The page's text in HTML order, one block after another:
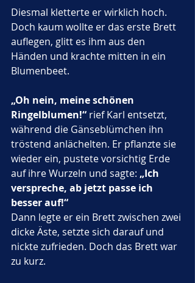
Diesmal kletterte er wirklich hoch.
Doch kaum wollte er das erste Brett
auflegen, glitt es ihm aus den
Händen und krachte mitten in ein
Blumenbeet.
„Oh nein, meine schönen
Ringelblumen!“ rief Karl entsetzt,
während die Gänseblümchen ihn
tröstend anlächelten. Er pflanzte sie
wieder ein, pustete vorsichtig Erde
auf ihre Wurzeln und sagte: „Ich
verspreche, ab jetzt passe ich
besser auf!“
Dann legte er ein Brett zwischen zwei
dicke Äste, setzte sich darauf und
nickte zufrieden. Doch das Brett war
zu kurz.